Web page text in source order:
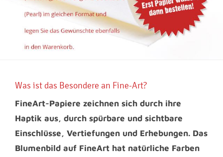
Was ist das Besondere an Fine-Art?
FineArt-Papiere zeichnen sich durch ihre
Haptik aus, durch spürbare und sichtbare
Einschlüsse, Vertiefungen und Erhebungen. Das
Blumenbild auf FineArt hat natürliche Farben